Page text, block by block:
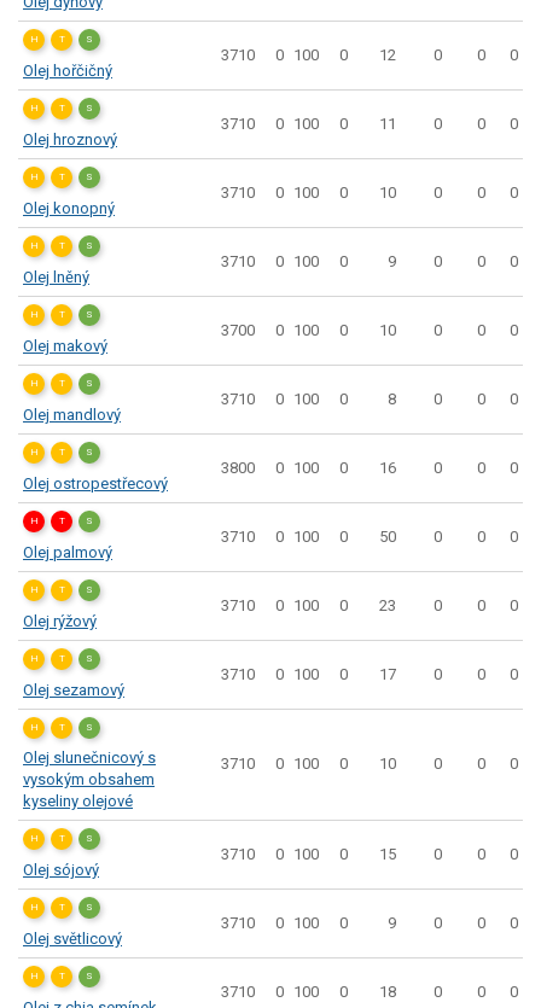
H T S
Olej hořčičný
3710 0 100 0 12 0 0 0
H T S
Olej hroznový
3710 0 100 0 11 0 0 0
H T S
Olej konopný
3710 0 100 0 10 0 0 0
H T S
Olej lněný
3710 0 100 0 9 0 0 0
H T S
Olej makový
3700 0 100 0 10 0 0 0
H T S
Olej mandlový
3710 0 100 0 8 0 0 0
H T S
Olej ostropestřecový
3800 0 100 0 16 0 0 0
H T S
Olej palmový
3710 0 100 0 50 0 0 0
H T S
Olej rýžový
3710 0 100 0 23 0 0 0
H T S
Olej sezamový
3710 0 100 0 17 0 0 0
H T S
Olej slunečnicový s
vysokým obsahem
kyseliny olejové
3710 0 100 0 10 0 0 0
H T S
Olej sójový
3710 0 100 0 15 0 0 0
H T S
Olej světlicový
3710 0 100 0 9 0 0 0
H T S
3710 0 100 0 18 0 0 0